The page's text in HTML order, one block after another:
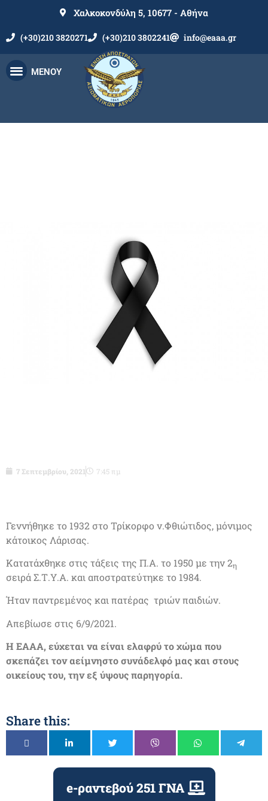
Χαλκοκονδύλη 5, 10677 - Αθήνα
(+30)210 3820271 (+30)210 3802241 info@eaaa.gr
ΜΕΝΟΥ
7 Σεπτεμβρίου, 2021 7:45 πμ
Γεννήθηκε το 1932 στο Τρίκορφο ν.Φθιώτιδος, μόνιμος
κάτοικος Λάρισας.
Κατατάχθηκε στις τάξεις της Π.Α. το 1950 με την 2η
σειρά Σ.Τ.Υ.Α. και αποστρατεύτηκε το 1984.
Ήταν παντρεμένος και πατέρας τριών παιδιών.
Απεβίωσε στις 6/9/2021.
Η ΕΑΑΑ, εύχεται να είναι ελαφρύ το χώμα που
σκεπάζει τον αείμνηστο συνάδελφό μας και στους
οικείους του, την εξ ύψους παρηγορία.
Share this:
e-ραντεβού 251 ΓΝΑ